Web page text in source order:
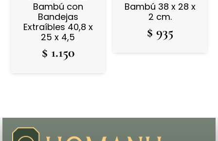
Bambú con
Bandejas
Extraíbles 40,8 x
25 x 4,5
$ 1.150
Bambú 38 x 28 x
2 cm.
$ 935